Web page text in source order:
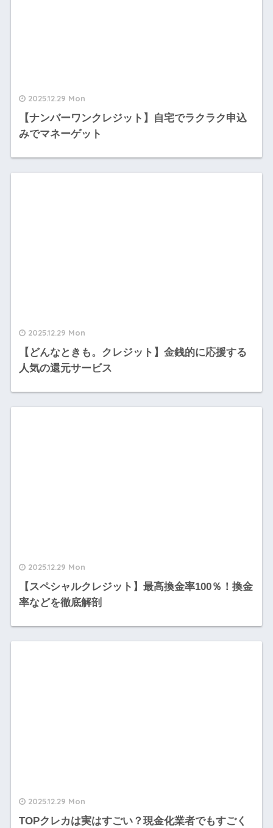
2025.12.29 Mon
【ナンバーワンクレジット】自宅でラクラク申込
みでマネーゲット
2025.12.29 Mon
【どんなときも。クレジット】金銭的に応援する
人気の還元サービス
2025.12.29 Mon
【スペシャルクレジット】最高換金率100％！換金
率などを徹底解剖
2025.12.29 Mon
TOPクレカは実はすごい？現金化業者でもすごく